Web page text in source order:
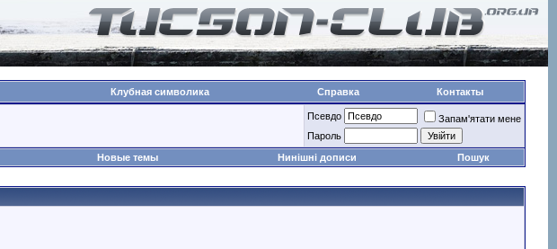
Клубная символика Справка Контакты
Псевдо
Запам'ятати мене
Пароль
Новые темы Нинішні дописи Пошук